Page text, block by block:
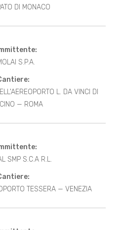
DI MONACO
S.P.A.
L. DA VINCI DI
— ROMA
SMP S.C.A R.L.
TESSERA — VENEZIA